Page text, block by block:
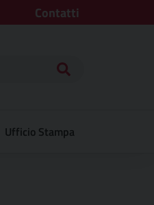
Contatti
Ufficio Stampa